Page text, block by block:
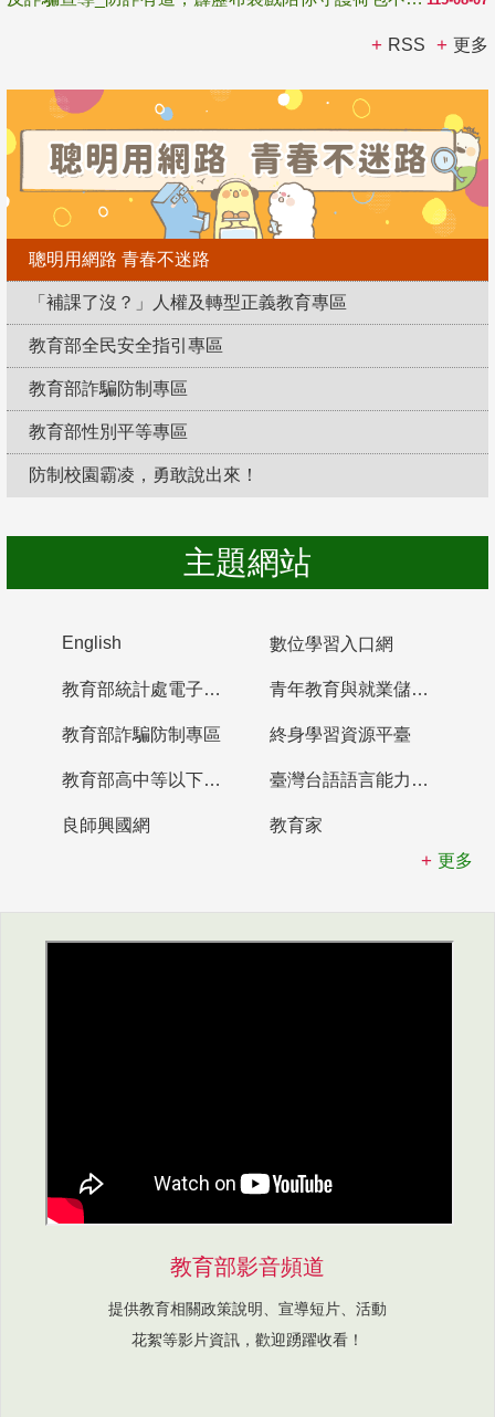
RSS 更多
聰明用網路 青春不迷路
「補課了沒？」人權及轉型正義教育專區
教育部全民安全指引專區
教育部詐騙防制專區
教育部性別平等專區
防制校園霸凌，勇敢說出來！
主題網站
English 數位學習入口網
教育部統計處電子書櫃 青年教育與就業儲蓄帳戶
教育部詐騙防制專區 終身學習資源平臺
教育部高中等以下學校及幼兒園教師資格檢定考試 臺灣台語語言能力認證網站
良師興國網
教育家
更多
教育部影音頻道
提供教育相關政策說明、宣導短片、活動
花絮等影片資訊，歡迎踴躍收看！